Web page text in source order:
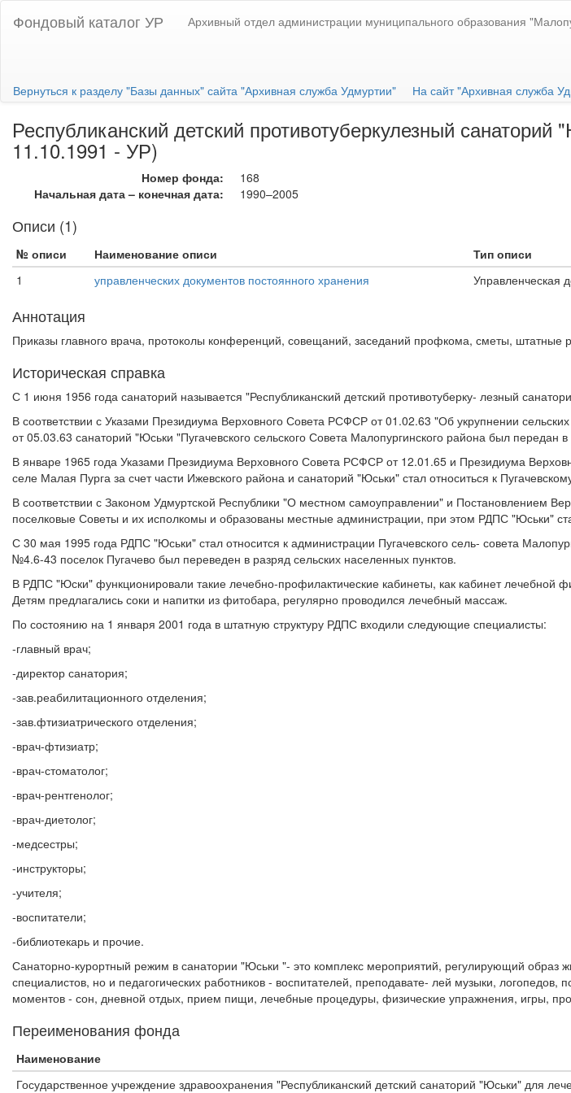
Фондовый каталог УР Архивный отдел администрации муниципального образования
Вернуться к разделу "Базы данных" сайта "Архивная служба Удмуртии" На сайт "Архивная служба
Республиканский детский противотуберкулезный
11.10.1991 - УР)
Номер фонда:
168
Начальная дата – конечная дата:
1990–2005
Описи (1)
№ описи Наименование описи Тип описи
1
управленческих документов постоянного хранения Управленческая
Аннотация
Приказы главного врача, протоколы конференций, совещаний, заседаний профкома, сметы, штатные
Историческая справка
С 1 июня 1956 года санаторий называется "Республиканский детский противотуберку- лезный
В соответствии с Указами Президиума Верховного Совета РСФСР от 01.02.63 "Об укрупнении
от 05.03.63 санаторий "Юськи "Пугачевского сельского Совета Малопургинского района был
В январе 1965 года Указами Президиума Верховного Совета РСФСР от 12.01.65 и Президиума
селе Малая Пурга за счет части Ижевского района и санаторий "Юськи" стал относиться к
В соответствии с Законом Удмуртской Республики "О местном самоуправлении" и Постановлением
поселковые Советы и их исполкомы и образованы местные администрации, при этом РДПС "Юськи"
С 30 мая 1995 года РДПС "Юськи" стал относится к администрации Пугачевского сель- совета
№4.6-43 поселок Пугачево был переведен в разряд сельских населенных пунктов.
В РДПС "Юски" функционировали такие лечебно-профилактические кабинеты, как кабинет лечебной
Детям предлагались соки и напитки из фитобара, регулярно проводился лечебный массаж.
По состоянию на 1 января 2001 года в штатную структуру РДПС входили следующие специалисты:
-главный врач;
-директор санатория;
-зав.реабилитационного отделения;
-зав.фтизиатрического отделения;
-врач-фтизиатр;
-врач-стоматолог;
-врач-рентгенолог;
-врач-диетолог;
-медсестры;
-инструкторы;
-учителя;
-воспитатели;
-библиотекарь и прочие.
Санаторно-курортный режим в санатории "Юськи "- это комплекс мероприятий, регулирующий
специалистов, но и педагогических работников - воспитателей, преподавате- лей музыки,
моментов - сон, дневной отдых, прием пищи, лечебные процедуры, физические упражнения, игры,
Переименования фонда
Наименование
Государственное учреждение здравоохранения "Республиканский детский санаторий "Юськи" для